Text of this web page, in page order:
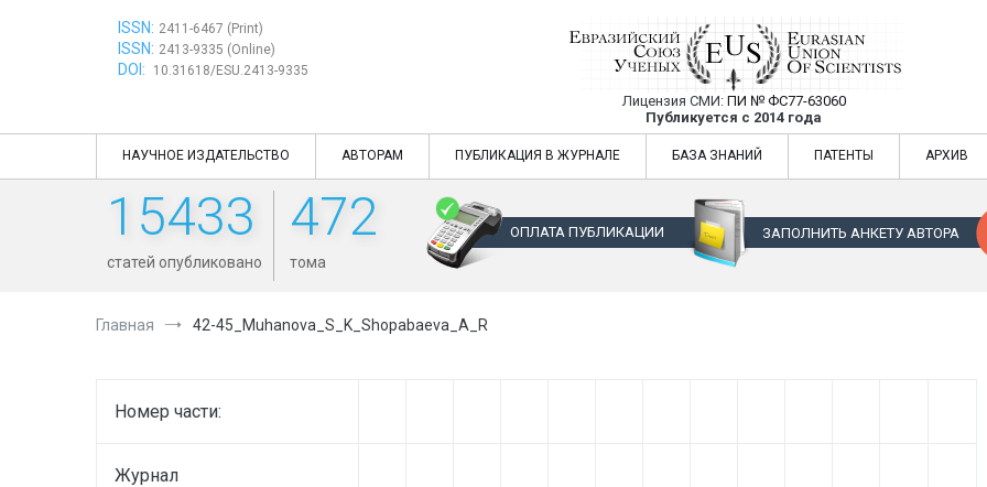
ISSN: 2411-6467 (Print)
ISSN: 2413-9335 (Online)
DOI: 10.31618/ESU.2413-9335
Евразийский Союз Ученых —
Лицензия СМИ: ПИ № ФС77-63060
Публикуется с 2014 года
Евразийский Союз Ученых — публикация научных статей в
НАУЧНОЕ ИЗДАТЕЛЬСТВО АВТОРАМ ПУБЛИКАЦИЯ В ЖУРНАЛЕ БАЗА ЗНАНИЙ ПАТЕНТЫ АРХИВ
15433
статей опубликовано
472
тома
ОПЛАТА ПУБЛИКАЦИИ ЗАПОЛНИТЬ АНКЕТУ АВТОРА
Главная 42-45_Muhanova_S_K_Shopabaeva_A_R
Номер части:
Журнал